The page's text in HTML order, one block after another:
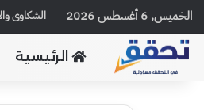
الخميس, 6 أغسطس 2026 الشكاوى
الرئيسية